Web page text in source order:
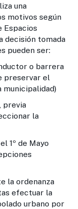
una
motivos según
Espacios
decisión tomada
pueden ser:
o barrera
preservar el
municipalidad)
la
1º de Mayo
la ordenanza
efectuar la
urbano por